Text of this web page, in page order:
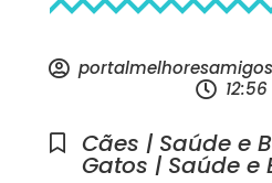
portalmelhoresamigos
Cães | Saúde e
Gatos | Saúde e